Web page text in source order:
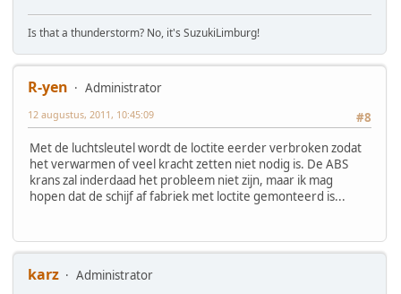
Is that a thunderstorm? No, it's SuzukiLimburg!
R-yen
Administrator
#8
12 augustus, 2011, 10:45:09
Met de luchtsleutel wordt de loctite eerder verbroken zodat
het verwarmen of veel kracht zetten niet nodig is. De ABS
krans zal inderdaad het probleem niet zijn, maar ik mag
hopen dat de schijf af fabriek met loctite gemonteerd is...
karz
Administrator